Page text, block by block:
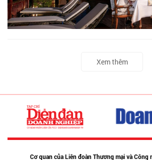
Xem thêm
Cơ quan của Liên đoàn Thương mại và Công